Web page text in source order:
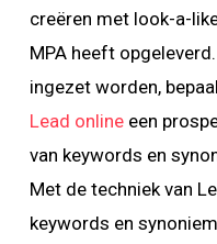
creëren met look-a-
MPA heeft
ingezet worden,
Lead onlineeen
van keywords en
Met de techniek van
keywords en